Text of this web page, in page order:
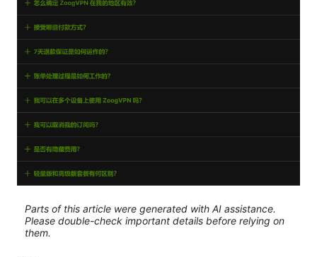
Parts of this article were generated with AI assistance.
Please double-check important details before relying on
them.